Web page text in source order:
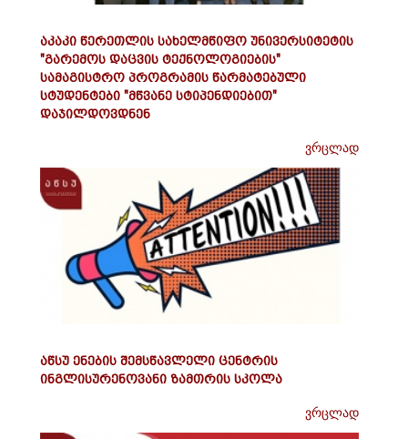
აკაკი წერეთლის სახელმწიფო უნივერსიტეტის
"გარემოს დაცვის ტექნოლოგიების"
სამაგისტრო პროგრამის წარმატებული
სტუდენტები "მწვანე სტიპენდიებით"
დაჯილდოვდნენ
ვრცლად
აწსუ ენების შემსწავლელი ცენტრის
ინგლისურენოვანი ზამთრის სკოლა
ვრცლად